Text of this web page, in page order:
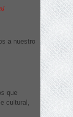
a nuestro
que
cultural,